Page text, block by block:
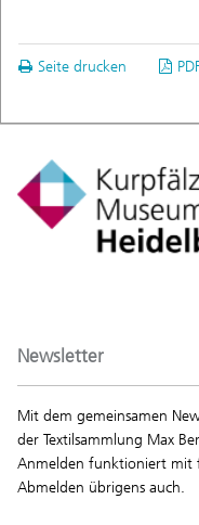
Seite drucken
Newsletter
Mit dem gemeinsamen
der Textilsammlung Max
Anmelden funktioniert mit
Abmelden übrigens auch.